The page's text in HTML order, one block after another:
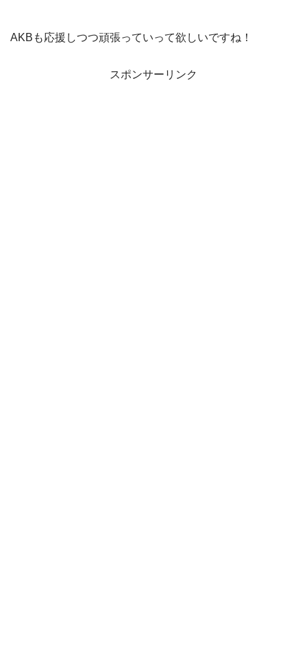
AKBも応援しつつ頑張っていって欲しいですね！
スポンサーリンク